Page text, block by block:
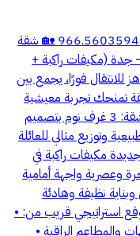
للتواصل مع الوسيط العقاري فهد العلوي :966.560359432 🏡 شقة
جدة (مكيفات راكبة +
فورًا، يجمع بين
تمنحك تجربة معيشية
متكاملة في أحد أرقى أحياء جدة. ✨ تفاصيل الشقة: 3 غرف نوم بتصميم
وتوزيع مثالي للعائلة
مكيفات راكبة في
وعصرية واجهة أمامية
نظيفة وهادئة
استراتيجي قريب من: •
والمطاعم الراقية •